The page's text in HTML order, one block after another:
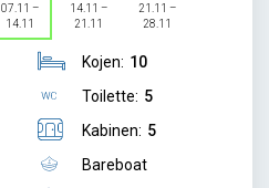
07.11 –
14.11
14.11 –
21.11
21.11 –
28.11
Kojen: 10
Toilette: 5
Kabinen: 5
Bareboat